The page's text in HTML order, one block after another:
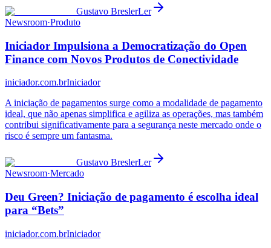
Gustavo BreslerLer
Newsroom·Produto
Iniciador Impulsiona a Democratização do Open
Finance com Novos Produtos de Conectividade
iniciador.com.brIniciador
A iniciação de pagamentos surge como a modalidade de pagamento
ideal, que não apenas simplifica e agiliza as operações, mas também
contribui significativamente para a segurança neste mercado onde o
risco é sempre um fantasma.
Gustavo BreslerLer
Newsroom·Mercado
Deu Green? Iniciação de pagamento é escolha ideal
para “Bets”
iniciador.com.brIniciador